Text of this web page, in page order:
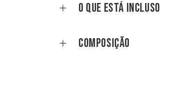
O que está incluso
Composição